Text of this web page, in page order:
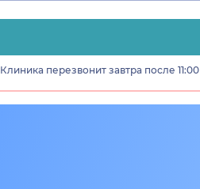
Клиника перезвонит завтра после 11:00